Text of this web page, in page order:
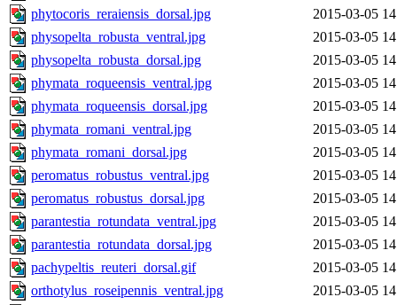
phytocoris_reraiensis_dorsal.jpg
2015-03-05
physopelta_robusta_ventral.jpg
2015-03-05
physopelta_robusta_dorsal.jpg
2015-03-05
phymata_roqueensis_ventral.jpg
2015-03-05
phymata_roqueensis_dorsal.jpg
2015-03-05
phymata_romani_ventral.jpg
2015-03-05
phymata_romani_dorsal.jpg
2015-03-05
peromatus_robustus_ventral.jpg
2015-03-05
peromatus_robustus_dorsal.jpg
2015-03-05
parantestia_rotundata_ventral.jpg
2015-03-05
parantestia_rotundata_dorsal.jpg
2015-03-05
pachypeltis_reuteri_dorsal.gif
2015-03-05
orthotylus_roseipennis_ventral.jpg
2015-03-05